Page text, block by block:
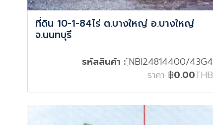
ที่ดิน 10-1-84ไร่ ต.บางใหญ่ อ.บางใหญ่
จ.นนทบุรี
รหัสสินค้า :์ฺNBI24814400/43G4
ราคา ฿0.00THB